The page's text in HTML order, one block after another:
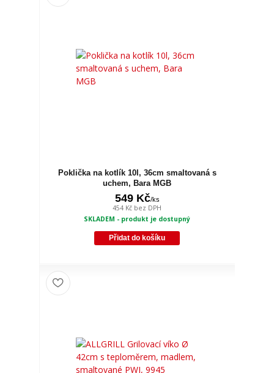
Poklička na kotlík 10l, 36cm smaltovaná s
uchem, Bara MGB
549 Kč/ks
454 Kč bez DPH
SKLADEM - produkt je dostupný
Přidat do košíku